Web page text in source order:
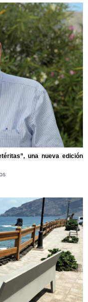
una nueva edición